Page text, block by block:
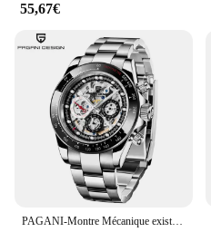
55,67€
PAGANI-Montre Mécanique existent pour Homme, Lunette en Céramique, Arc-en-Ciel, Business, Étanche, Top Marque de Luxe